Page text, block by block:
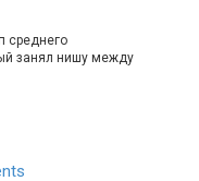
среднего
занял нишу между